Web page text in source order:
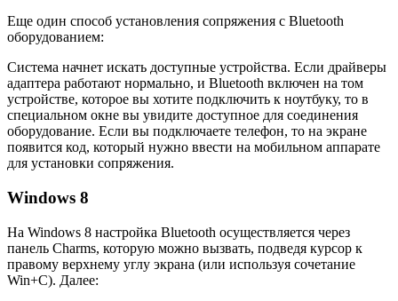
Еще один способ установления сопряжения с Bluetooth
оборудованием:
Система начнет искать доступные устройства. Если драйверы
адаптера работают нормально, и Bluetooth включен на том
устройстве, которое вы хотите подключить к ноутбуку, то в
специальном окне вы увидите доступное для соединения
оборудование. Если вы подключаете телефон, то на экране
появится код, который нужно ввести на мобильном аппарате
для установки сопряжения.
Windows 8
На Windows 8 настройка Bluetooth осуществляется через
панель Charms, которую можно вызвать, подведя курсор к
правому верхнему углу экрана (или используя сочетание
Win+C). Далее: